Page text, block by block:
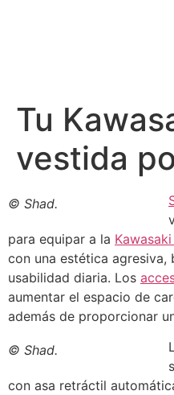
Tu
vestida
© Shad.
para equipar a la
con una estética agresiva,
usabilidad diaria. Los
aumentar el espacio de
además de proporcionar
© Shad.
con asa retráctil